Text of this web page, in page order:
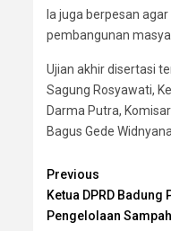
Ia juga berpesan
pembangunan
Ujian akhir disertasi
Sagung Rosyawati,
Darma Putra,
Bagus Gede
Continue
Reading
Previous
Ketua DPRD
Pengelolaan